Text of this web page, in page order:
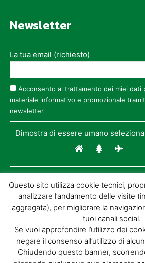
Newsletter
La tua email (richiesto)
Acconsento al trattamento dei miei dati
materiale informativo e promozionale
newsletter
Dimostra di essere umano
© GIORGIO TESI EDITRICE
01732650476 | VIA DI BADIA 14 –
Questo sito utilizza cookie tecnici,
analizzare l’andamento delle visite
aggregata), per migliorare la
tuoi canali social.
Se vuoi approfondire l’utilizzo dei
negare il consenso all’utilizzo di
Chiudendo questo banner,